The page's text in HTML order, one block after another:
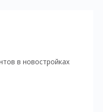
в новостройках